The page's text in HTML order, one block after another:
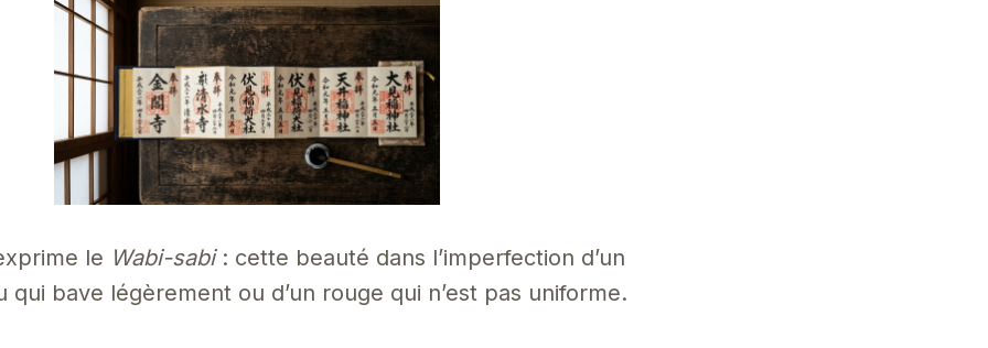
le Wabi-sabi: cette beauté dans l’imperfection d’un
qui bave légèrement ou d’un rouge qui n’est pas uniforme.